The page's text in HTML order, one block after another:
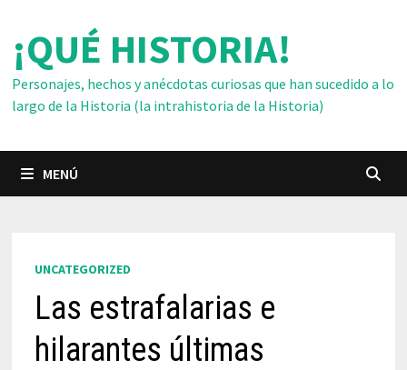
contenido
¡QUÉ HISTORIA!
Personajes, hechos y anécdotas curiosas que han sucedido a lo
largo de la Historia (la intrahistoria de la Historia)
MENÚ
UNCATEGORIZED
Las estrafalarias e
hilarantes últimas